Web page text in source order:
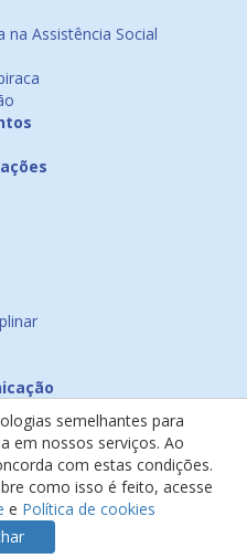
na Assistência Social
semelhantes para
em nossos serviços. Ao
com estas condições.
como isso é feito, acesse
e Política de cookies